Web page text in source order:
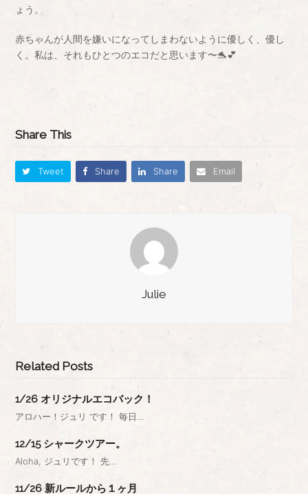
ょう。
赤ちゃんが人間を嫌いになってしまわないように優しく、優し
く。私は、それもひとつのエコだと思います〜🐬💕
Share This
Tweet Share Share Email
Julie
Related Posts
1/26 オリジナルエコバック！
アロハー！ジュリ です！ 毎日…
12/15 シャークツアー。
Aloha, ジュリです！ 先…
11/26 新ルールから１ヶ月